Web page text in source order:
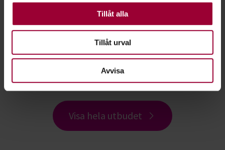
Tillåt alla
Tillåt urval
Avvisa
Skriv skriv skriv! – Ge dig tid till dig själv
Visa hela utbudet